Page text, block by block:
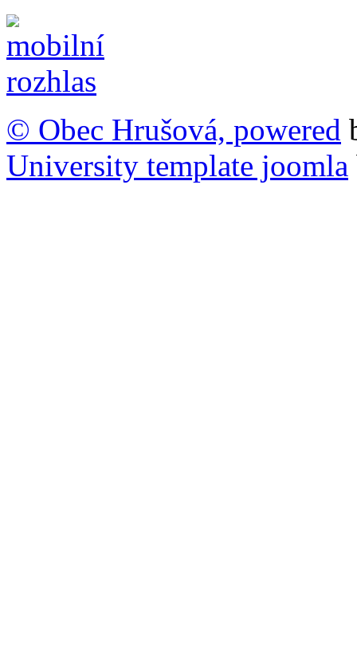
© Obec Hrušová, powered
University template joomla